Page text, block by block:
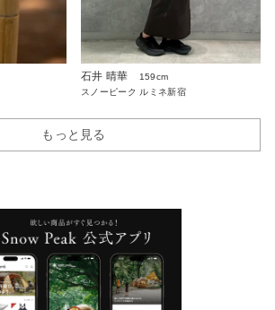
石井 晴華
159cm
スノーピーク ルミネ新宿
もっと見る